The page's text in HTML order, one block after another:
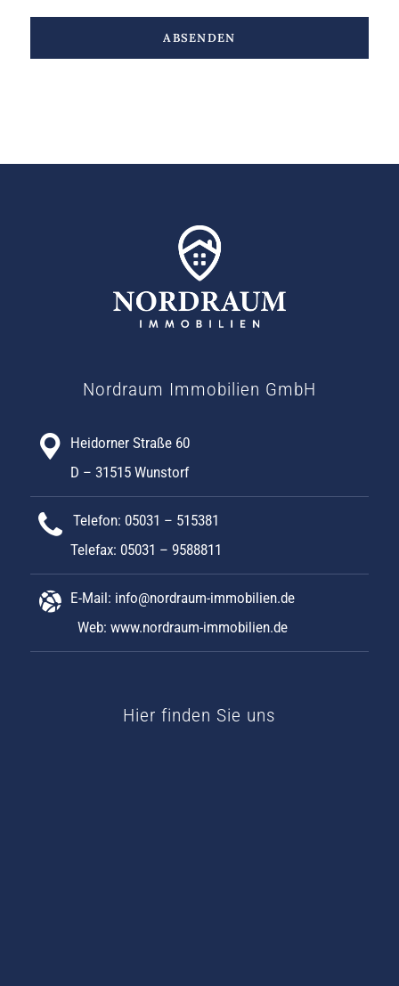
Nordraum Immobilien GmbH
Heidorner Straße 60
D – 31515 Wunstorf
Telefon: 05031 – 515381
Telefax: 05031 – 9588811
E-Mail: info@nordraum-immobilien.de
Web: www.nordraum-immobilien.de
Hier finden Sie uns